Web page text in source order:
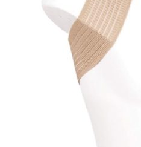
ЖЕНСКАЯ
МУЖСКАЯ